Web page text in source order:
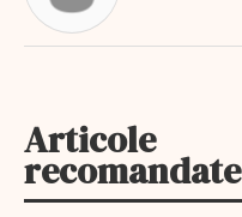
Articole
recomandate